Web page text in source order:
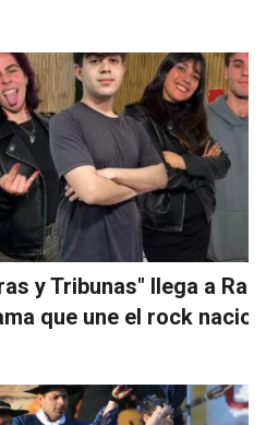
y Tribunas" llega a
que une el rock